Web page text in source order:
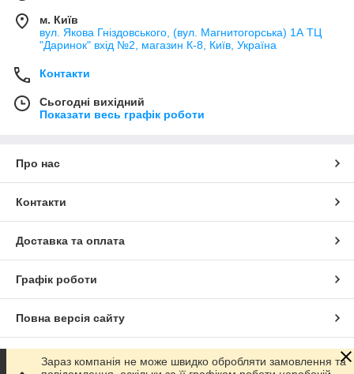
м. Київ
вул. Якова Гніздовського, (вул. Магнитогорська) 1А ТЦ
"Даринок" вхід №2, магазин К-8, Київ, Україна
Контакти
Сьогодні вихідний
Показати весь графік роботи
Про нас
Контакти
Доставка та оплата
Графік роботи
Повна версія сайту
Сайт створено на маркетплейсі Prom.ua
Зараз компанія не може швидко обробляти замовлення та